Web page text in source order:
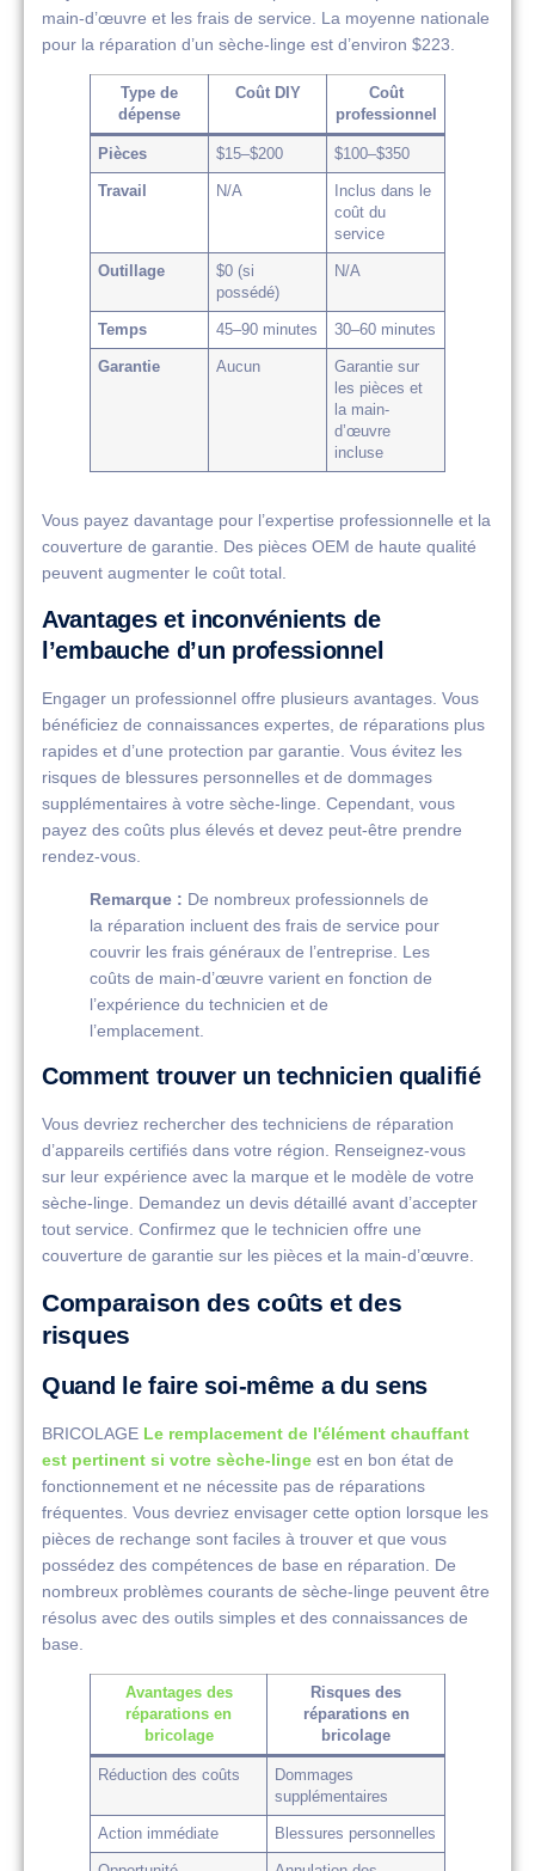
main-d’œuvre et les frais de service. La moyenne nationale
pour la réparation d’un sèche-linge est d’environ $223.
Type de
dépense
Coût DIY
Coût
professionnel
Pièces $15–$200 $100–$350
Travail N/A
Inclus dans le
coût du
service
Outillage
$0 (si
possédé)
N/A
Temps 45–90 minutes 30–60 minutes
Garantie Aucun
Garantie sur
les pièces et
la main-
d’œuvre
incluse
Vous payez davantage pour l’expertise professionnelle et la
couverture de garantie. Des pièces OEM de haute qualité
peuvent augmenter le coût total.
Avantages et inconvénients de
l’embauche d’un professionnel
Engager un professionnel offre plusieurs avantages. Vous
bénéficiez de connaissances expertes, de réparations plus
rapides et d’une protection par garantie. Vous évitez les
risques de blessures personnelles et de dommages
supplémentaires à votre sèche-linge. Cependant, vous
payez des coûts plus élevés et devez peut-être prendre
rendez-vous.
Remarque : De nombreux professionnels de
la réparation incluent des frais de service pour
couvrir les frais généraux de l’entreprise. Les
coûts de main-d’œuvre varient en fonction de
l’expérience du technicien et de
l’emplacement.
Comment trouver un technicien qualifié
Vous devriez rechercher des techniciens de réparation
d’appareils certifiés dans votre région. Renseignez-vous
sur leur expérience avec la marque et le modèle de votre
sèche-linge. Demandez un devis détaillé avant d’accepter
tout service. Confirmez que le technicien offre une
couverture de garantie sur les pièces et la main-d’œuvre.
Comparaison des coûts et des
risques
Quand le faire soi-même a du sens
BRICOLAGE Le remplacement de l'élément chauffant
est pertinent si votre sèche-linge est en bon état de
fonctionnement et ne nécessite pas de réparations
fréquentes. Vous devriez envisager cette option lorsque les
pièces de rechange sont faciles à trouver et que vous
possédez des compétences de base en réparation. De
nombreux problèmes courants de sèche-linge peuvent être
résolus avec des outils simples et des connaissances de
base.
Avantages des
réparations en
bricolage
Risques des
réparations en
bricolage
Réduction des coûts
Dommages
supplémentaires
Action immédiate Blessures personnelles